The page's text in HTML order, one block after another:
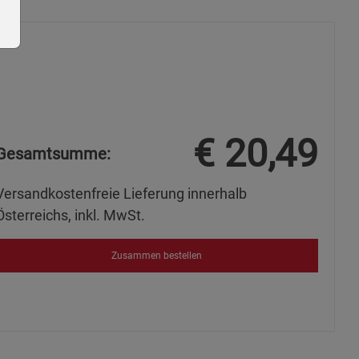
€ 20,49
Lieferung innerhalb
inkl. MwSt.
Zusammen bestellen